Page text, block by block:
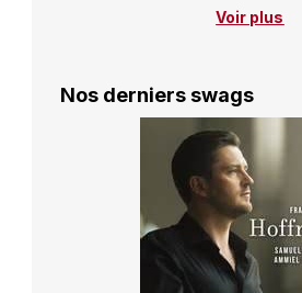
Voir plus
Nos derniers swags